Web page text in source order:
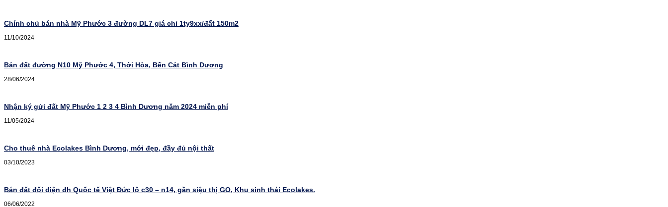
Chính chủ bán nhà Mỹ Phước 3 đường DL7 giá chỉ 1ty9xx/đất 150m2
11/10/2024
Bán đất đường N10 Mỹ Phước 4, Thới Hòa, Bến Cát Bình Dương
28/06/2024
Nhận ký gửi đất Mỹ Phước 1 2 3 4 Bình Dương năm 2024 miễn phí
11/05/2024
Cho thuê nhà Ecolakes Bình Dương, mới đẹp, đầy đủ nội thất
03/10/2023
Bán đất đối diện đh Quốc tế Việt Đức lô c30 – n14, gần siệu thị GO, Khu sinh thái Ecolakes.
06/06/2022